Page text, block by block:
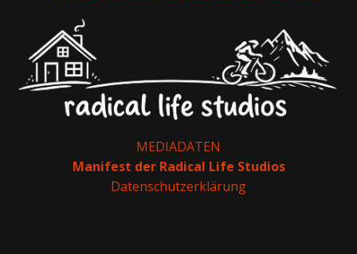
MEDIADATEN
Manifest der Radical Life Studios
Datenschutzerklärung